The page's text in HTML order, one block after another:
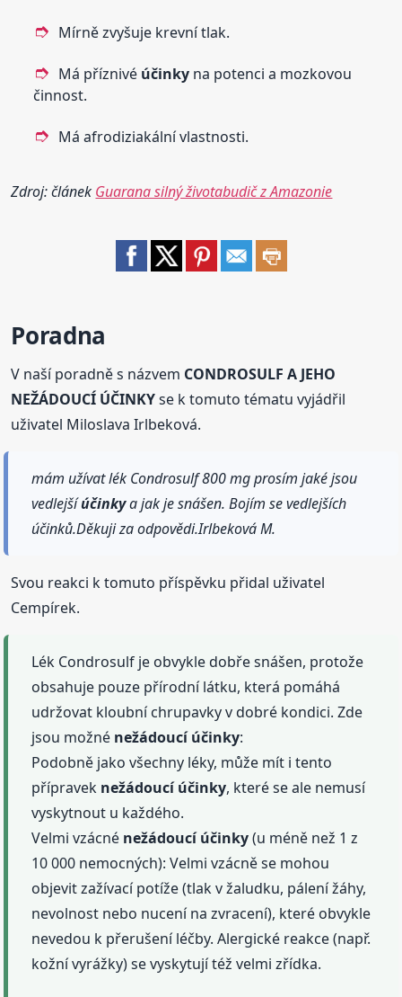
Mírně zvyšuje krevní tlak.
Má příznivé účinky na potenci a mozkovou
činnost.
Má afrodiziakální vlastnosti.
Zdroj: článek Guarana silný životabudič z Amazonie
Poradna
V naší poradně s názvem CONDROSULF A JEHO
NEŽÁDOUCÍ ÚČINKYse k tomuto tématu vyjádřil
uživatel Miloslava Irlbeková.
mám užívat lék Condrosulf 800 mg prosím jaké jsou
vedlejšíúčinkya jak je snášen. Bojím se vedlejších
účinků.Děkuji za odpovědi.Irlbeková M.
Svou reakci k tomuto příspěvku přidal uživatel
Cempírek.
Lék Condrosulf je obvykle dobře snášen, protože
obsahuje pouze přírodní látku, která pomáhá
udržovat kloubní chrupavky v dobré kondici. Zde
jsou možné nežádoucí účinky:
Podobně jako všechny léky, může mít i tento
přípravek nežádoucí účinky, které se ale nemusí
vyskytnout u každého.
Velmi vzácné nežádoucí účinky(u méně než 1 z
10 000 nemocných): Velmi vzácně se mohou
objevit zažívací potíže (tlak v žaludku, pálení žáhy,
nevolnost nebo nucení na zvracení), které obvykle
nevedou k přerušení léčby. Alergické reakce (např.
kožní vyrážky) se vyskytují též velmi zřídka.